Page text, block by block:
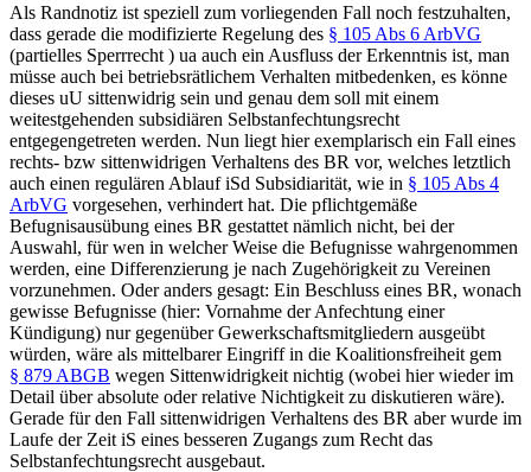
Als Randnotiz ist speziell zum vorliegenden Fall noch festzuhalten,
dass gerade die modifizierte Regelung des § 105 Abs 6 ArbVG
(partielles Sperrrecht ) ua auch ein Ausfluss der Erkenntnis ist, man
müsse auch bei betriebsrätlichem Verhalten mitbedenken, es könne
dieses uU sittenwidrig sein und genau dem soll mit einem
weitestgehenden subsidiären Selbstanfechtungsrecht
entgegengetreten werden. Nun liegt hier exemplarisch ein Fall eines
rechts- bzw sittenwidrigen Verhaltens des BR vor, welches letztlich
auch einen regulären Ablauf iSd Subsidiarität, wie in § 105 Abs 4
ArbVG vorgesehen, verhindert hat. Die pflichtgemäße
Befugnisausübung eines BR gestattet nämlich nicht, bei der
Auswahl, für wen in welcher Weise die Befugnisse wahrgenommen
werden, eine Differenzierung je nach Zugehörigkeit zu Vereinen
vorzunehmen. Oder anders gesagt: Ein Beschluss eines BR, wonach
gewisse Befugnisse (hier: Vornahme der Anfechtung einer
Kündigung) nur gegenüber Gewerkschaftsmitgliedern ausgeübt
würden, wäre als mittelbarer Eingriff in die Koalitionsfreiheit gem
§ 879 ABGB wegen Sittenwidrigkeit nichtig (wobei hier wieder im
Detail über absolute oder relative Nichtigkeit zu diskutieren wäre).
Gerade für den Fall sittenwidrigen Verhaltens des BR aber wurde im
Laufe der Zeit iS eines besseren Zugangs zum Recht das
Selbstanfechtungsrecht ausgebaut.